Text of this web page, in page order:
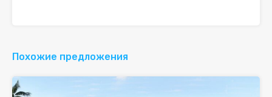
Похожие предложения